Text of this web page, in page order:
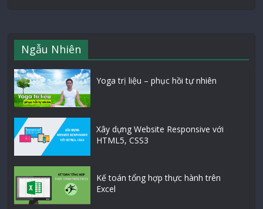
Ngẫu Nhiên
Yoga trị liệu – phục hồi tự nhiên
Xây dựng Website Responsive với
HTML5, CSS3
Kế toán tổng hợp thực hành trên
Excel